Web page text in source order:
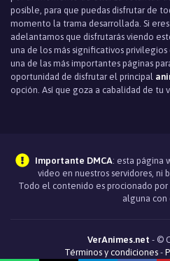
posible, para que puedas disfrutar de
momento la trama desarrollada. Si
adelantamos que disfrutarás viendo
una de los más significativos
una de las más importantes páginas
oportunidad de disfrutar el principal
opción. Así que goza a cabalidad de tu
Importante DMCA: esta página
video en nuestros servidores, ni
Todo el contenido es procionado
alguna con
VerAnimes.net - ©
Términos y condiciones-